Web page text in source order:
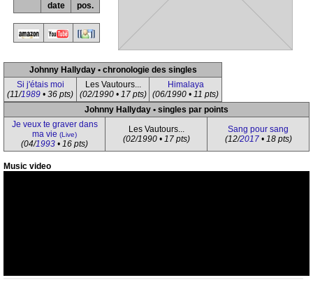
date
pos.
Johnny Hallyday • chronologie des singles
Si j'étais moi
(11/1989 • 36 pts)
Les Vautours...
(02/1990 • 17 pts)
Himalaya
(06/1990 • 11 pts)
Johnny Hallyday • singles par points
Je veux te graver dans
ma vie (Live)
(04/1993 • 16 pts)
Les Vautours...
(02/1990 • 17 pts)
Sang pour sang
(12/2017• 18 pts)
Music video